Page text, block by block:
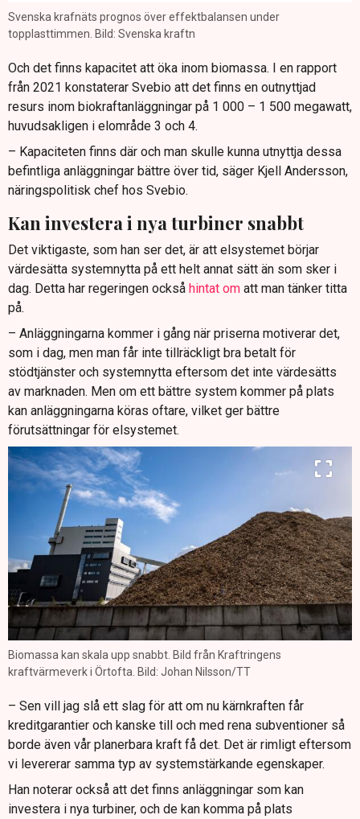
Svenska krafnäts prognos över effektbalansen under
topplasttimmen. Bild: Svenska kraftn
Och det finns kapacitet att öka inom biomassa. I en rapport
från 2021 konstaterar Svebio att det finns en outnyttjad
resurs inom biokraftanläggningar på 1 000 – 1 500 megawatt,
huvudsakligen i elområde 3 och 4.
– Kapaciteten finns där och man skulle kunna utnyttja dessa
befintliga anläggningar bättre över tid, säger Kjell Andersson,
näringspolitisk chef hos Svebio.
Kan investera i nya turbiner snabbt
Det viktigaste, som han ser det, är att elsystemet börjar
värdesätta systemnytta på ett helt annat sätt än som sker i
dag. Detta har regeringen också hintat om att man tänker titta
på.
– Anläggningarna kommer i gång när priserna motiverar det,
som i dag, men man får inte tillräckligt bra betalt för
stödtjänster och systemnytta eftersom det inte värdesätts
av marknaden. Men om ett bättre system kommer på plats
kan anläggningarna köras oftare, vilket ger bättre
förutsättningar för elsystemet.
Biomassa kan skala upp snabbt. Bild från Kraftringens
kraftvärmeverk i Örtofta. Bild: Johan Nilsson/TT
– Sen vill jag slå ett slag för att om nu kärnkraften får
kreditgarantier och kanske till och med rena subventioner så
borde även vår planerbara kraft få det. Det är rimligt eftersom
vi levererar samma typ av systemstärkande egenskaper.
Han noterar också att det finns anläggningar som kan
investera i nya turbiner, och de kan komma på plats